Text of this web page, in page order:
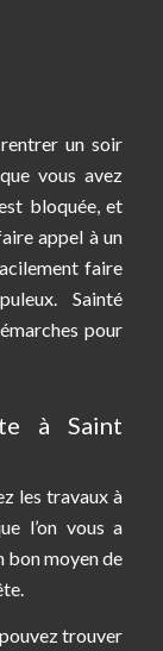
un soir
vous avez
bloquée, et
appel à un
faire
Sainté
pour
à Saint
les travaux à
l’on vous a
bon moyen de
trouver